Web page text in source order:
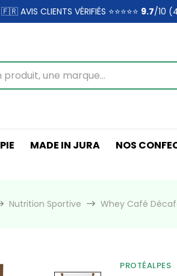
🇫🇷 AVIS CLIENTS VÉRIFIÉS ⭐⭐⭐⭐⭐ 9.7/10
MADE IN JURA NOS
Nutrition Sportive Whey Café
PROTÉALPES